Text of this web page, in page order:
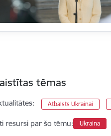
tēmas
Atbalsts Ukrainai
resursi par šo tēmu: Ukraina